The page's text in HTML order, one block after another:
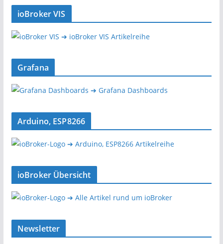
ioBroker VIS
➔ ioBroker VIS Artikelreihe
Grafana
➔ Grafana Dashboards
Arduino, ESP8266
➔ Arduino, ESP8266 Artikelreihe
ioBroker Übersicht
➔ Alle Artikel rund um ioBroker
Newsletter